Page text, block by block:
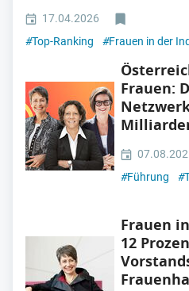
17.04.2026
#Top-Ranking #Frauen in der
Frauen:
#Führung #
Frauen
12